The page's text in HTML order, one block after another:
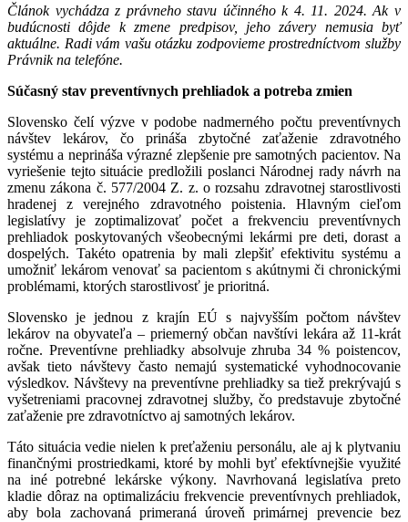
Článok vychádza z právneho stavu účinného k 4. 11. 2024. Ak v
budúcnosti dôjde k zmene predpisov, jeho závery nemusia byť
aktuálne. Radi vám vašu otázku zodpovieme prostredníctvom služby
Právnik na telefóne.
Súčasný stav preventívnych prehliadok a potreba zmien
Slovensko čelí výzve v podobe nadmerného počtu preventívnych
návštev lekárov, čo prináša zbytočné zaťaženie zdravotného
systému a neprináša výrazné zlepšenie pre samotných pacientov. Na
vyriešenie tejto situácie predložili poslanci Národnej rady návrh na
zmenu zákona č. 577/2004 Z. z. o rozsahu zdravotnej starostlivosti
hradenej z verejného zdravotného poistenia. Hlavným cieľom
legislatívy je zoptimalizovať počet a frekvenciu preventívnych
prehliadok poskytovaných všeobecnými lekármi pre deti, dorast a
dospelých. Takéto opatrenia by mali zlepšiť efektivitu systému a
umožniť lekárom venovať sa pacientom s akútnymi či chronickými
problémami, ktorých starostlivosť je prioritná.
Slovensko je jednou z krajín EÚ s najvyšším počtom návštev
lekárov na obyvateľa – priemerný občan navštívi lekára až 11-krát
ročne. Preventívne prehliadky absolvuje zhruba 34 % poistencov,
avšak tieto návštevy často nemajú systematické vyhodnocovanie
výsledkov. Návštevy na preventívne prehliadky sa tiež prekrývajú s
vyšetreniami pracovnej zdravotnej služby, čo predstavuje zbytočné
zaťaženie pre zdravotníctvo aj samotných lekárov.
Táto situácia vedie nielen k preťaženiu personálu, ale aj k plytvaniu
finančnými prostriedkami, ktoré by mohli byť efektívnejšie využité
na iné potrebné lekárske výkony. Navrhovaná legislatíva preto
kladie dôraz na optimalizáciu frekvencie preventívnych prehliadok,
aby bola zachovaná primeraná úroveň primárnej prevencie bez